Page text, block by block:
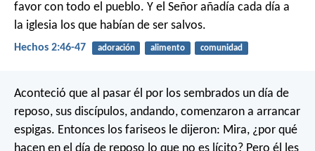
favor con todo el pueblo. Y el Señor añadía cada día a
la iglesia los que habían de ser salvos.
Hechos 2:46-47 adoración alimento comunidad
Aconteció que al pasar él por los sembrados un día de
reposo, sus discípulos, andando, comenzaron a arrancar
espigas. Entonces los fariseos le dijeron: Mira, ¿por qué